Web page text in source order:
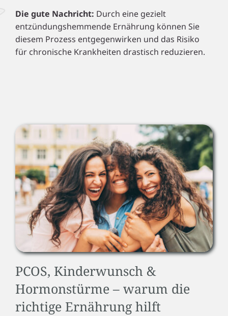
Die gute Nachricht: Durch eine gezielt
entzündungshemmende Ernährung können Sie
diesem Prozess entgegenwirken und das Risiko
für chronische Krankheiten drastisch reduzieren.
PCOS, Kinderwunsch &
Hormonstürme – warum die
richtige Ernährung hilft